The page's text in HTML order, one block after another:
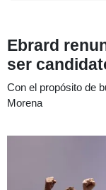
Ebrard
ser
Con el propósito de
Morena